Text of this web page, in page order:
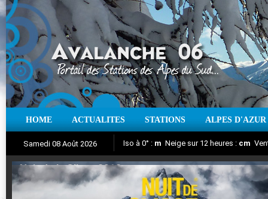
HOME ACTUALITES STATIONS ALPES D'AZUR
Samedi 08 Août 2026 Iso à 0° : m Neige sur 12 heures : cm
Nuit de la Glisse 2018